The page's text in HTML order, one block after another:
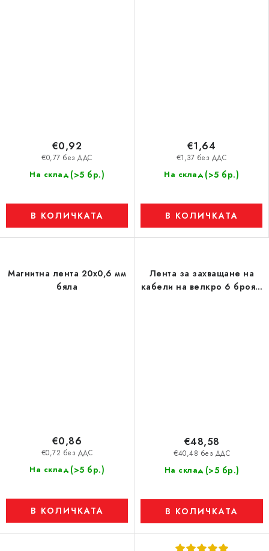
На склад (>5 бр.)
€0,77 без ДДС
€0,92
В КОЛИЧКАТА
На склад (>5 бр.)
€1,37 без ДДС
€1,64
В КОЛИЧКАТА
Магнитна лента 20x0,6 мм
бяла
На склад (>5 бр.)
€0,72 без ДДС
€0,86
В КОЛИЧКАТА
Лента за захващане на
кабели на велкро 6 броя в
На склад (>5 бр.)
€40,48 без ДДС
€48,58
В КОЛИЧКАТА